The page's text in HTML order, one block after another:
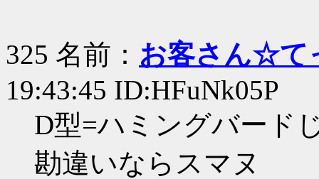
325 名前： お客さん☆て
19:43:45 ID:HFuNk05P
D型=ハミングバード
勘違いならスマヌ